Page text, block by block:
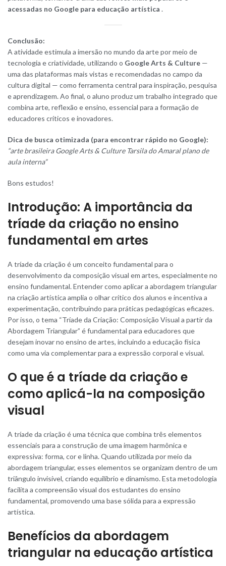
acessadas no Google para educação artística .
Conclusão:
A atividade estimula a imersão no mundo da arte por meio de
tecnologia e criatividade, utilizando o Google Arts & Culture —
uma das plataformas mais vistas e recomendadas no campo da
cultura digital — como ferramenta central para inspiração, pesquisa
e aprendizagem. Ao final, o aluno produz um trabalho integrado que
combina arte, reflexão e ensino, essencial para a formação de
educadores críticos e inovadores.
Dica de busca otimizada (para encontrar rápido no Google):
“arte brasileira Google Arts & Culture Tarsila do Amaral plano de
aula interna”
Bons estudos!
Introdução: A importância da
tríade da criação no ensino
fundamental em artes
A tríade da criação é um conceito fundamental para o
desenvolvimento da composição visual em artes, especialmente no
ensino fundamental. Entender como aplicar a abordagem triangular
na criação artística amplia o olhar crítico dos alunos e incentiva a
experimentação, contribuindo para práticas pedagógicas eficazes.
Por isso, o tema “Tríade da Criação: Composição Visual a partir da
Abordagem Triangular” é fundamental para educadores que
desejam inovar no ensino de artes, incluindo a educação física
como uma via complementar para a expressão corporal e visual.
O que é a tríade da criação e
como aplicá-la na composição
visual
A tríade da criação é uma técnica que combina três elementos
essenciais para a construção de uma imagem harmônica e
expressiva: forma, cor e linha. Quando utilizada por meio da
abordagem triangular, esses elementos se organizam dentro de um
triângulo invisível, criando equilíbrio e dinamismo. Esta metodologia
facilita a compreensão visual dos estudantes do ensino
fundamental, promovendo uma base sólida para a expressão
artística.
Benefícios da abordagem
triangular na educação artística